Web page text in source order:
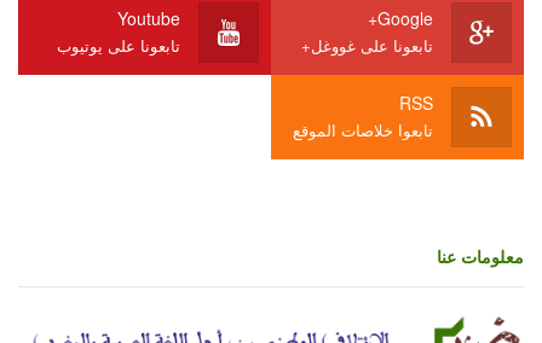
Google+
تابعونا على غووغل+
Youtube
تابعونا على يوتيوب
RSS
تابعوا خلاصات الموقع
معلومات عنا